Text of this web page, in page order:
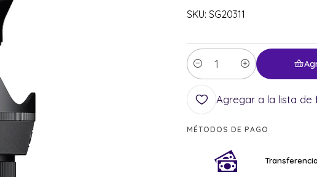
SKU: SG20311
Cantidad
Agregar a la lista de
MÉTODOS DE PAGO